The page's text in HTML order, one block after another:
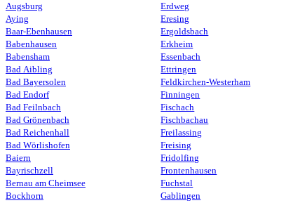
Augsburg
Aying
Baar-Ebenhausen
Babenhausen
Babensham
Bad Aibling
Bad Bayersolen
Bad Endorf
Bad Feilnbach
Bad Grönenbach
Bad Reichenhall
Bad Wörlishofen
Baiern
Bayrischzell
Bernau am Cheimsee
Bockhorn
Erdweg
Eresing
Ergoldsbach
Erkheim
Essenbach
Ettringen
Feldkirchen-Westerham
Finningen
Fischach
Fischbachau
Freilassing
Freising
Fridolfing
Frontenhausen
Fuchstal
Gablingen